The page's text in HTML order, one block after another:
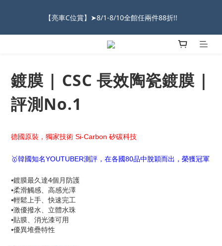
看鍍膜攻略✔ )
看鍍膜攻略✔ )
鍍膜 | CSC 長效陶瓷鍍膜 |
評測No.1
德國原裝，獨家技術 Si-Carbon 矽碳科技
🥇韓國知名YOUTUBER測評，在各國80品中脫穎而出，榮獲冠軍
⦁鍍膜最久達4個月防護
⦁柔滑觸感、高感光澤
⦁輕鬆上手、快速完工
⦁激優撥水、立體水珠
⦁貼膜、消光漆可用
⦁優異堆疊特性